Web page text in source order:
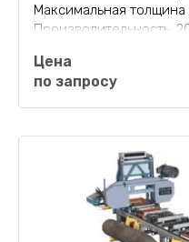
Максимальная
Производительность:
Горизонтальная
(ленточная)
которых лесопиление
Цена
по запросу